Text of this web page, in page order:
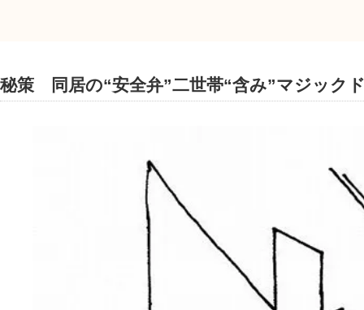
秘策 同居の“安全弁”二世帯“含み”マジック